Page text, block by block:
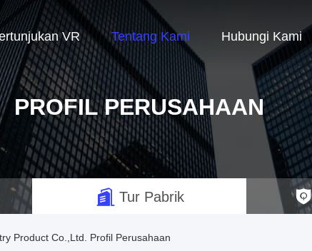
VR Tentang Kami Hubungi Kami
PROFIL PERUSAHAAN
Tur Pabrik
Product Co.,Ltd. Profil Perusahaan